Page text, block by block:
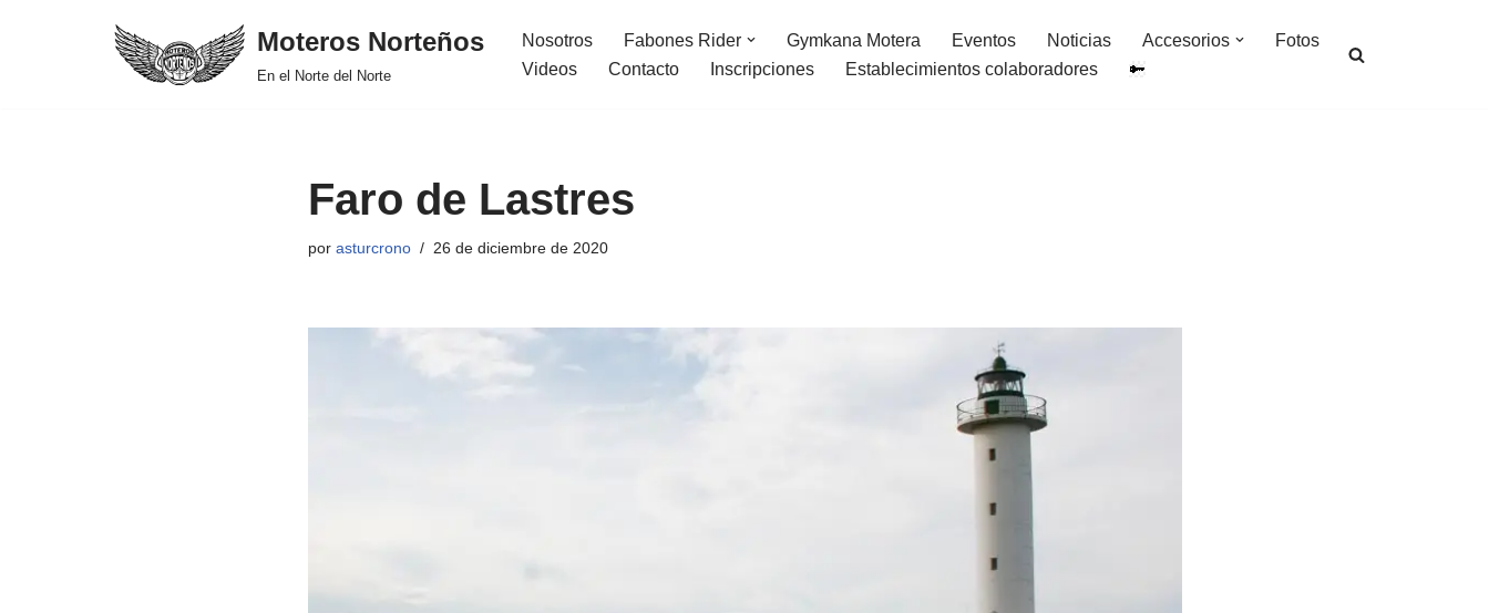
Moteros Norteños
En el Norte del Norte
Nosotros Fabones Rider Gymkana Motera Eventos Noticias Accesorios
Fotos
Videos
Contacto Inscripciones Establecimientos colaboradores
Faro de Lastres
por asturcrono 26 de diciembre de 2020